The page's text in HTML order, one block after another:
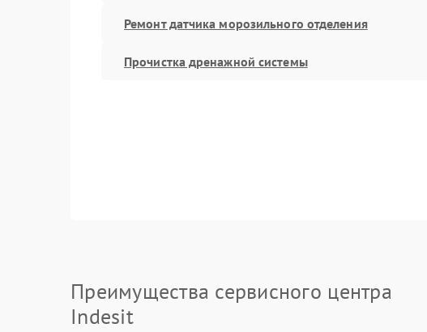
Ремонт датчика морозильного отделения
Прочистка дренажной системы
Преимущества сервисного центра
Indesit